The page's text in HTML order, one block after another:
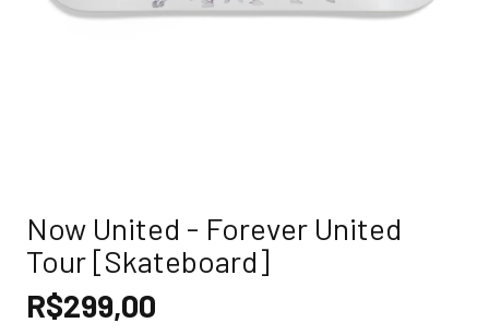
Now United - Forever United
Tour [Skateboard]
R$299,00